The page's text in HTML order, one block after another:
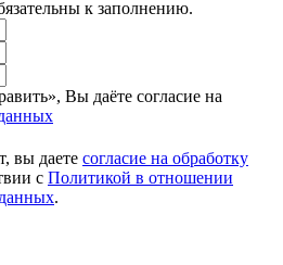
к заполнению.
Вы даёте согласие на
вы даете согласие на обработку
с Политикой в отношении
.